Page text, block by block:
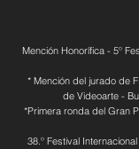
Mención Honorífica - 5º
* Mención del jurado de
de Videoarte -
*Primera ronda del Gran
38.º Festival